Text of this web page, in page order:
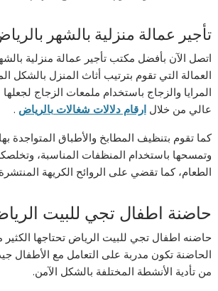
تأجير عمالة منزلية بالشهر
اتصل الآن بأفضل مكتب تأجير عمالة منزلية
العمالة التي تقوم بترتيب أثاث المنزل بالشكل
المرايا والزجاج باستخدام ملمعات الزجاج
عالي من خلالارقام دلالات شغالات بالرياض .
كما تقوم بتنظيف المطابخ والأطباق المتواجدة
وتمسحها باستخدام المنظفات المناسبة،
الطعام، كما تقضي على الروائح الكريهة
حاضنة اطفال تجي للبيت
حاضنه اطفال تجي للبيت الرياض تحتاجها
الحاضنة تكون مدربة على التعامل مع الأطفال
من تأدية الأنشطة المختلفة بالشكل الآمن.